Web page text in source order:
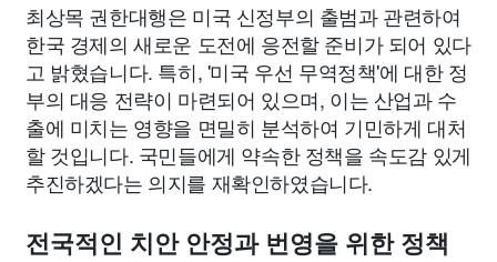
최상목 권한대행은 미국 신정부의 출범과 관련하여
한국 경제의 새로운 도전에 응전할 준비가 되어 있다
고 밝혔습니다. 특히, '미국 우선 무역정책'에 대한 정
부의 대응 전략이 마련되어 있으며, 이는 산업과 수
출에 미치는 영향을 면밀히 분석하여 기민하게 대처
할 것입니다. 국민들에게 약속한 정책을 속도감 있게
추진하겠다는 의지를 재확인하였습니다.
전국적인 치안 안정과 번영을 위한 정책